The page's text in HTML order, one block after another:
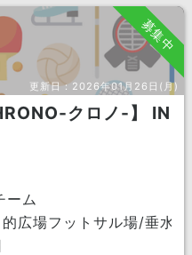
募集中
更新日： 2026年01月26日(月)
クロノ-】 IN
ーム
広場フットサル場/垂水